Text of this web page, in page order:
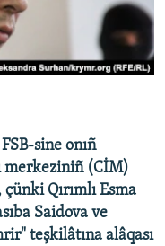
sine onıñ
merkeziniñ (CİM)
Qırımlı Esma
Saidova ve
teşkilâtına alâqası